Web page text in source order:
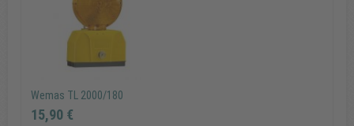
Wemas TL 2000/180
15,90 €